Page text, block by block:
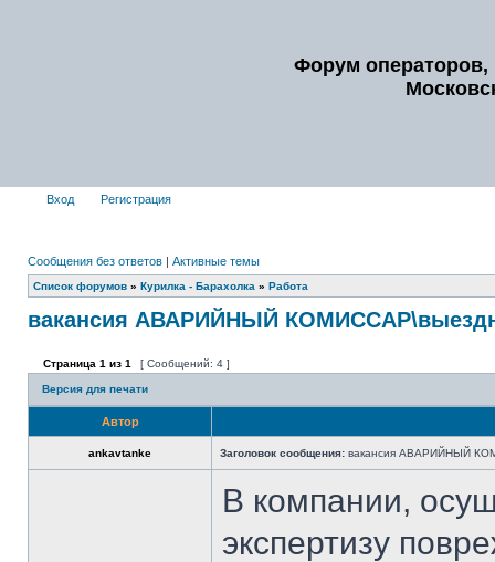
Форум операторов,
Вход Регистрация
Сообщения без ответов | Активные темы
Список форумов » Курилка - Барахолка » Работа
вакансия АВАРИЙНЫЙ
Страница 1 из 1 [ Сообщений: 4 ]
Версия для печати
Автор
ankavtanke Заголовок сообщения: вакансия АВАРИЙНЫЙ
В компании,
экспертизу